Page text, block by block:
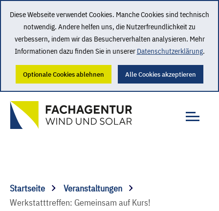
Diese Webseite verwendet Cookies. Manche Cookies sind technisch
notwendig. Andere helfen uns, die Nutzerfreundlichkeit zu
verbessern, indem wir das Besucherverhalten analysieren. Mehr
Informationen dazu finden Sie in unserer Datenschutzerklärung.
Optionale Cookies ablehnen Alle Cookies akzeptieren
Startseite
Veranstaltungen
Werkstatttreffen: Gemeinsam auf Kurs!